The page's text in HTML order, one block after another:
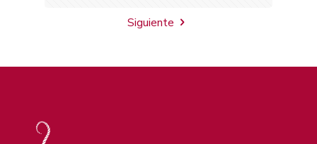
Siguiente